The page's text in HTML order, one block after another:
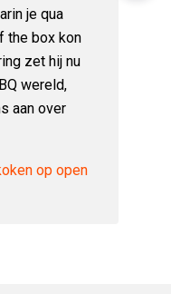
je qua
the box kon
zet hij nu
wereld,
aan over
op open